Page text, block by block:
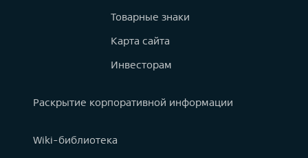
Товарные знаки
Карта сайта
Инвесторам
Раскрытие корпоративной информации
Wiki-библиотека